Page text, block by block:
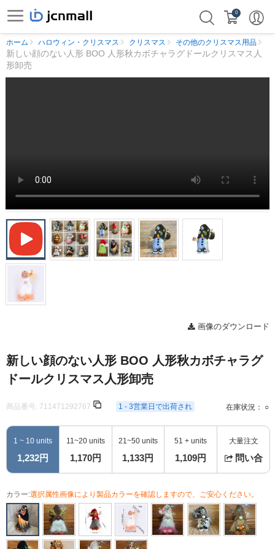
0
ホーム ハロウィン・クリスマス クリスマス その他のクリスマス用品
新しい顔のない人形 BOO 人形秋カボチャラグドールクリスマス人
形卸売
画像のダウンロード
新しい顔のない人形 BOO 人形秋カボチャラグ
ドールクリスマス人形卸売
商品番号: 711471292767 1 - 3営業日で出荷され 在庫状況： ○
1 ~ 10 units
1,232円
11~20 units
1,170円
21~50 units
1,133円
51 + units
1,109円
大量注文
問い合
カラー:選択属性画像により製品カラーを確認しますので、ご安心ください。